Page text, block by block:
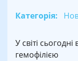
Категорія:
У світі
гемофілією